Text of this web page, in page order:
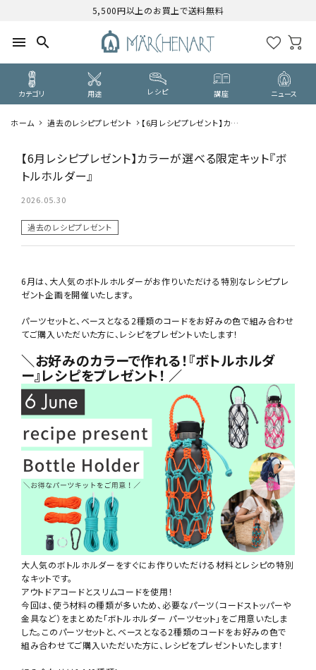
5,500円以上のお買上で送料無料
menu search
カテゴリ 用途 レシピ 講座 ニュース
CATEGORY
PURPOSE
用途から探す
講座
NEWS
お知らせ
SHOP
店舗
CONTACT
お問い合わせ
ホーム 過去のレシピプレゼント
【6月レシピプレゼント】カラ
【6月レシピプレゼント】カラーが選べる限定キット『ボ
トルホルダー』
2026.05.30
過去のレシピプレゼント
6月は、 大人気のボトルホルダーがお作りいただける特別なレシピプレ
ゼント企画を開催いたします。
パーツセットと、 ベースとなる2種類のコードをお好みの色で組み合わせ
てご購入いただいた方に、 レシピをプレゼントいたします！
＼お好みのカラーで作れる！『ボトルホルダ
ー』レシピをプレゼント！ ／
大人気のボトルホルダーをすぐにお作りいただける材料とレシピの特別
なキットです。
アウトドアコードとスリムコードを使用！
今回は、使う材料の種類が多いため、必要なパーツ（コードストッパーや
金具など）をまとめた「ボトルホルダー パーツセット」をご用意いたしま
した。このパーツセットと、ベースとなる2種類のコードをお好みの色で
組み合わせてご購入いただいた方に、レシピをプレゼントいたします！